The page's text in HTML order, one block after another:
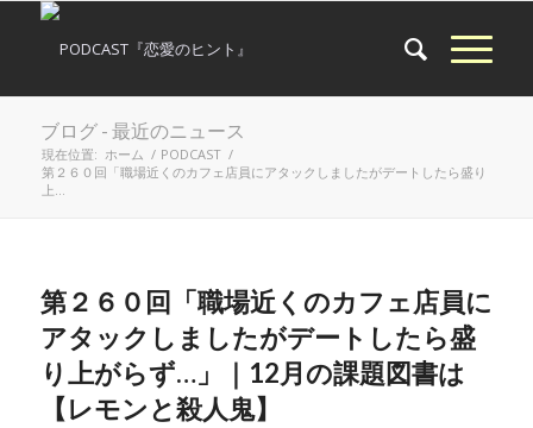
ブログ - 最近のニュース
現在位置: ホーム / PODCAST /
第２６０回「職場近くのカフェ店員にアタックしましたがデートしたら盛り
上...
第２６０回「職場近くのカフェ店員に
アタックしましたがデートしたら盛
り上がらず…」｜12月の課題図書は
【レモンと殺人鬼】